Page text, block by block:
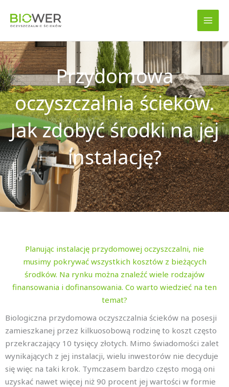
Przydomowa
oczyszczalnia ścieków.
Jak zdobyć środki na jej
instalację?
Planując instalację przydomowej oczyszczalni, nie
musimy pokrywać wszystkich kosztów z bieżących
środków. Na rynku można znaleźć wiele rodzajów
finansowania i dofinansowania. Co warto wiedzieć na ten
temat?
Biologiczna przydomowa oczyszczalnia ścieków na posesji
zamieszkanej przez kilkuosobową rodzinę to koszt często
przekraczający 10 tysięcy złotych. Mimo świadomości zalet
wynikających z jej instalacji, wielu inwestorów nie decyduje
się więc na taki krok. Tymczasem bardzo często mogą oni
uzyskać nawet więcej niż 90 procent jej wartości w formie